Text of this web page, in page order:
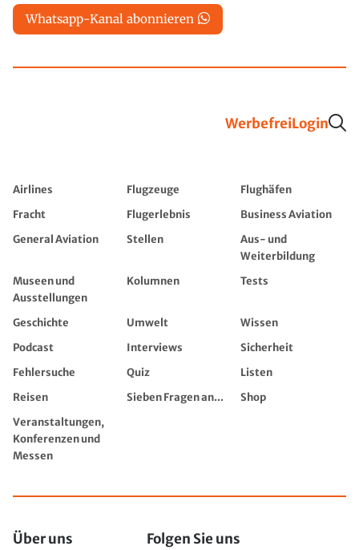
Whatsapp-Kanal abonnieren
WerbefreiLogin
Airlines Flugzeuge
Flughäfen
Fracht
Flugerlebnis
Business Aviation
General Aviation
Stellen
Aus- und
Weiterbildung
Museen und
Ausstellungen
Kolumnen Tests
Geschichte Umwelt
Wissen
Podcast
Interviews
Sicherheit
Fehlersuche
Quiz
Listen
Reisen
Sieben Fragen an...
Shop
Veranstaltungen,
Konferenzen und
Messen
Über uns Folgen Sie uns